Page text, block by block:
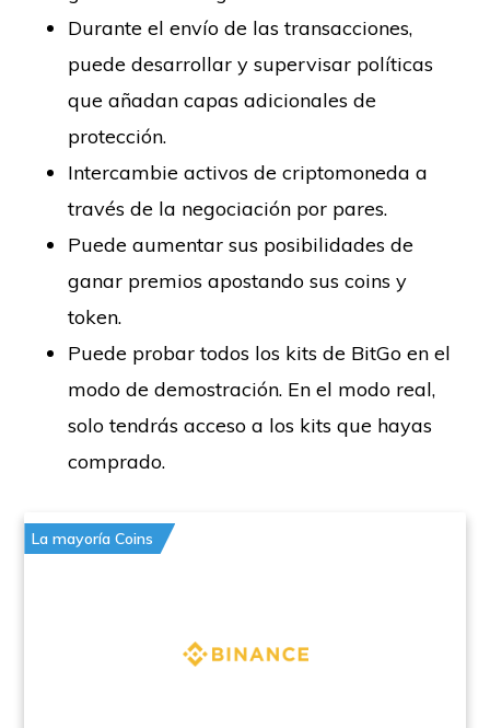
Durante el envío de las transacciones,
puede desarrollar y supervisar políticas
que añadan capas adicionales de
protección.
Intercambie activos de criptomoneda a
través de la negociación por pares.
Puede aumentar sus posibilidades de
ganar premios apostando sus coins y
token.
Puede probar todos los kits de BitGo en el
modo de demostración. En el modo real,
solo tendrás acceso a los kits que hayas
comprado.
La mayoría Coins